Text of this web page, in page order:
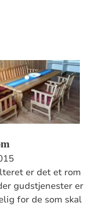
er det et rom
gudstjenester er
for de som skal